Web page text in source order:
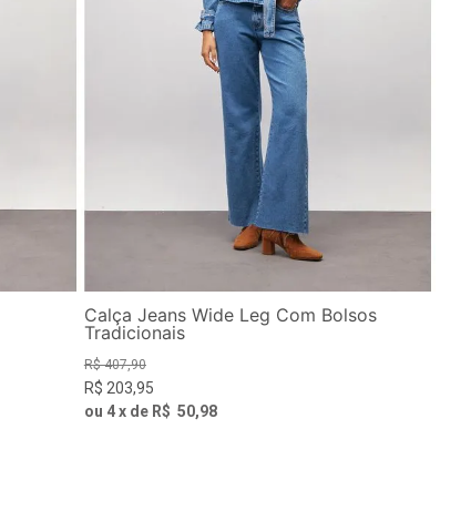
Calça Jeans Wide Leg Com Bolsos
Tradicionais
R$ 407,90
R$ 203,95
ou 4x de R$ 50,98